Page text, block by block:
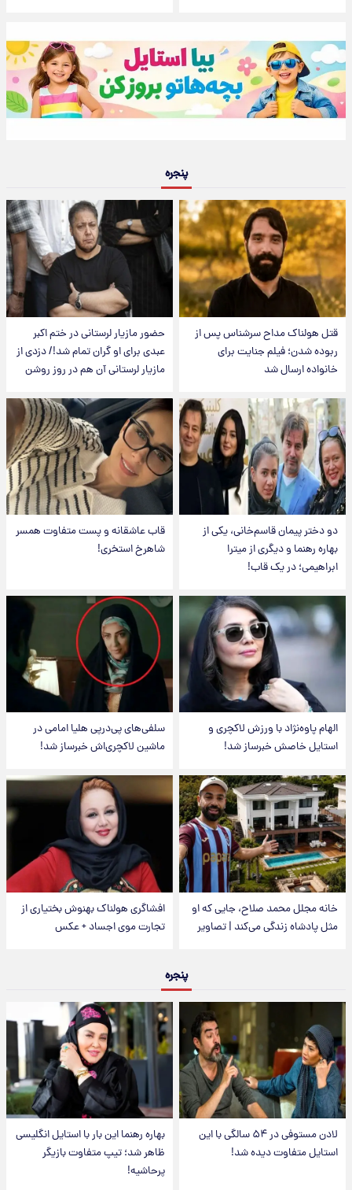
پنجره
قتل هولناک مداح سرشناس پس از
ربوده شدن؛ فیلم جنایت برای
خانواده ارسال شد
حضور مازیار لرستانی در ختم اکبر
عبدی برای او گران تمام شد!/ دزدی از
مازیار لرستانی آن هم در روز روشن
دو دختر پیمان قاسم‌خانی، یکی از
بهاره رهنما و دیگری از میترا
ابراهیمی؛ در یک قاب!
قاب عاشقانه و پست متفاوت همسر
شاهرخ استخری!
الهام پاوه‌نژاد با ورزش لاکچری و
استایل خاصش خبرساز شد!
سلفی‌های پی‌درپی هلیا امامی در
ماشین لاکچری‌اش خبرساز شد!
خانه مجلل محمد صلاح، جایی که او
مثل پادشاه زندگی می‌کند | تصاویر
افشاگری هولناک بهنوش بختیاری از
تجارت موی اجساد + عکس
پنجره
لادن مستوفی در ۵۴ سالگی با این
استایل متفاوت دیده شد!
بهاره رهنما این بار با استایل انگلیسی
ظاهر شد؛ تیپ متفاوت بازیگر
پرحاشیه!